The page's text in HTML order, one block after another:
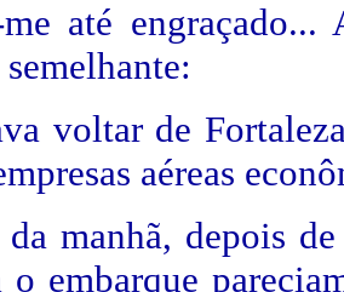
me até
voltar de
aéreas
manhã, depois
embarque